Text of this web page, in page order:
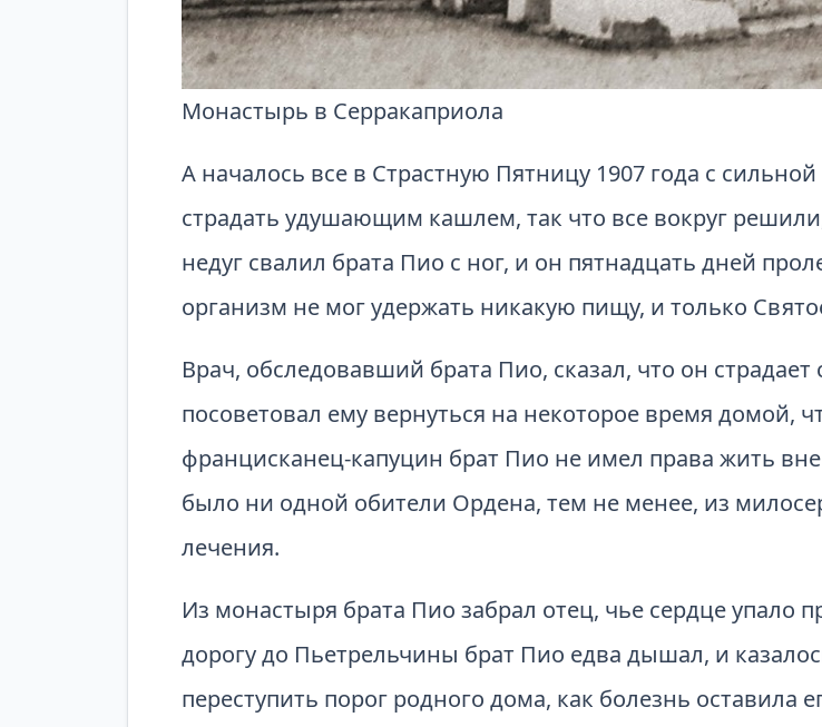
Монастырь в Серракаприола
А началось все в Страстную Пятницу 1907 года с
страдать удушающим кашлем, так что все вокруг
недуг свалил брата Пио с ног, и он пятнадцать дней
организм не мог удержать никакую пищу, и только
Врач, обследовавший брата Пио, сказал, что он
посоветовал ему вернуться на некоторое время домой,
францисканец-капуцин брат Пио не имел права жить
было ни одной обители Ордена, тем не менее, из
лечения.
Из монастыря брата Пио забрал отец, чье сердце
дорогу до Пьетрельчины брат Пио едва дышал, и
переступить порог родного дома, как болезнь оставила